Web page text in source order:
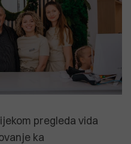
pregleda vida
ka